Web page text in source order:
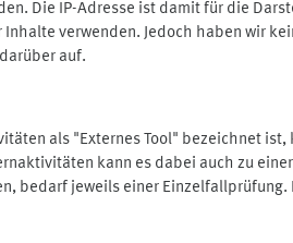
Die IP-Adresse ist damit für die
verwenden. Jedoch haben wir
auf.
als "Externes Tool" bezeichnet
kann es dabei auch zu
bedarf jeweils einer